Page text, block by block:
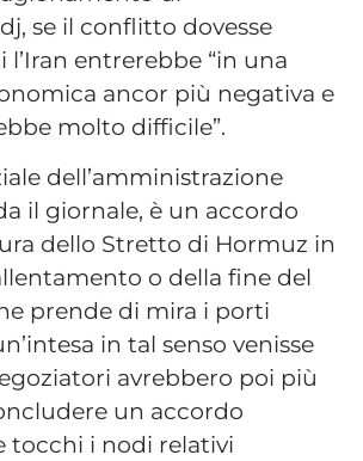
se il conflitto dovesse
l’Iran entrerebbe “in una
ancor più negativa e
molto difficile”.
dell’amministrazione
il giornale, è un accordo
dello Stretto di Hormuz in
o della fine del
prende di mira i porti
in tal senso venisse
avrebbero poi più
un accordo
tocchi i nodi relativi